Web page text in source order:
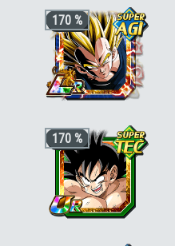
+3 ki, +200% HP & +170% ATT/DEF
pour la catégorie "Divin","Destructeurs
de planètes"ou"Héritier", +50% stats
bonus si aussi"Être légendaire"
de fratrie"ou"Boss des films"
170 %
+3 ki, +200% HP & +170% ATT/DEF
pour la catégorie"Héritier","Guerrier
fusionné"ou"Saiyan pur", +50% stats
bonus si aussi
"Guerriers de génie"
"Fusion"
170 %